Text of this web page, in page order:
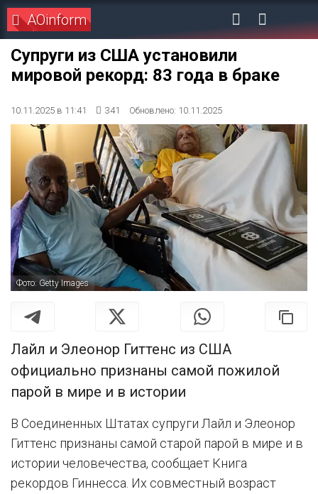
AOinform
Супруги из США установили
мировой рекорд: 83 года в браке
10.11.2025 в 11:41 341 Обновлено: 10.11.2025
Фото: Getty Images
Лайл и Элеонор Гиттенс из США
официально признаны самой пожилой
парой в мире и в истории
В Соединенных Штатах супруги Лайл и Элеонор
Гиттенс признаны самой старой парой в мире и в
истории человечества, сообщает Книга
рекордов Гиннесса. Их совместный возраст